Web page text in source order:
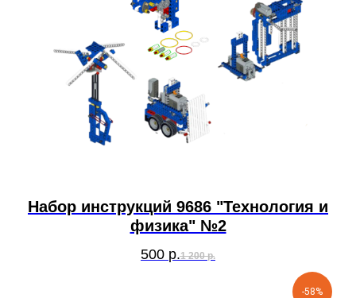
Набор инструкций 9686 "Технология и
физика" №2
500 р.1 200 р.
-58%